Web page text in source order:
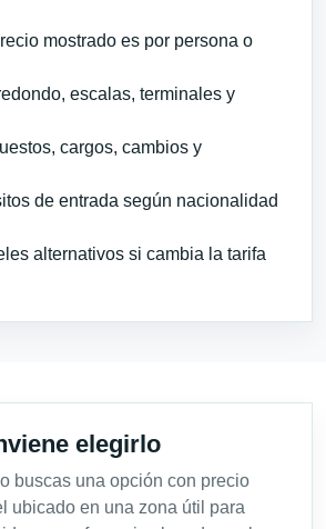
mostrado es por persona o
escalas, terminales y
cargos, cambios y
de entrada según nacionalidad
alternativos si cambia la tarifa
elegirlo
buscas una opción con precio
ubicado en una zona útil para